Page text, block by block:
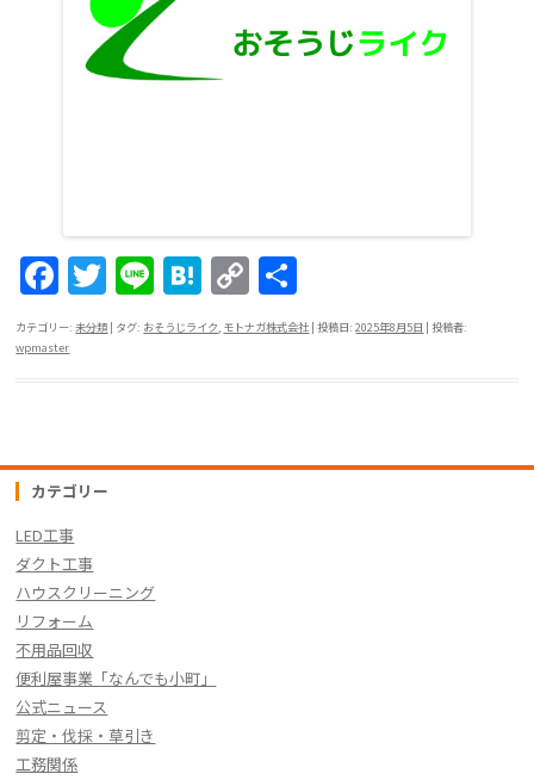
F
a
c
o
o
k
T
w
itt
Li
n
e
H
at
e
C
o
p
n
有
カテゴリー:未分類 | タグ: おそうじライク, モトナガ株式会社 | 投稿日:2025年8月5日 |投稿者:
wpmaster
カテゴリー
LED工事
ダクト工事
ハウスクリーニング
リフォーム
不用品回収
便利屋事業「なんでも小町」
公式ニュース
剪定・伐採・草引き
工務関係